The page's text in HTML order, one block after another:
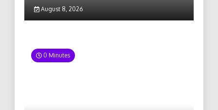
August 8, 2026
0 Minutes